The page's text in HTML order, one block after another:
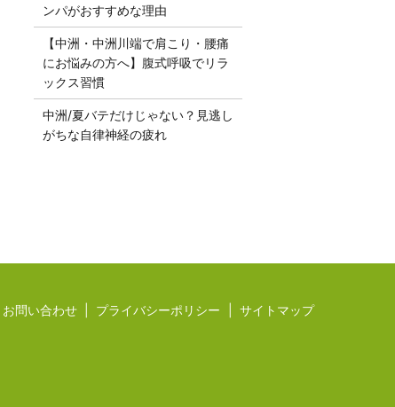
ンパがおすすめな理由
【中洲・中洲川端で肩こり・腰痛
にお悩みの方へ】腹式呼吸でリラ
ックス習慣
中洲/夏バテだけじゃない？見逃し
がちな自律神経の疲れ
お問い合わせ プライバシーポリシー サイトマップ